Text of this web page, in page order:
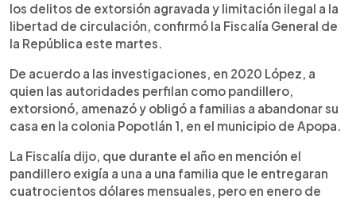
los delitos de extorsión agravada y limitación ilegal a la
libertad de circulación, confirmó la Fiscalía General de
la República este martes.
De acuerdo a las investigaciones, en 2020 López, a
quien las autoridades perfilan como pandillero,
extorsionó, amenazó y obligó a familias a abandonar su
casa en la colonia Popotlán 1, en el municipio de Apopa.
La Fiscalía dijo, que durante el año en mención el
pandillero exigía a una a una familia que le entregaran
cuatrocientos dólares mensuales, pero en enero de